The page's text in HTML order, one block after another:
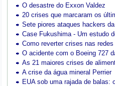
O desastre do Exxon Valdez
20 crises que marcaram os
Sete piores ataques hackers
Case Fukushima - Um estudo
Como reverter crises nas
O acidente com o Boeing 727
As 21 maiores crises de
A crise da água mineral Perrier
EUA sob uma rajada de balas: